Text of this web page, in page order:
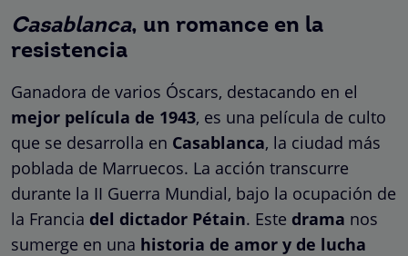
Casablanca, un romance en la
resistencia
Ganadora de varios Óscars, destacando en el
mejor película de 1943, es una película de culto
que se desarrolla en Casablanca, la ciudad más
poblada de Marruecos. La acción transcurre
durante la II Guerra Mundial, bajo la ocupación de
la Francia del dictador Pétain. Este drama nos
sumerge en una historia de amor y de lucha